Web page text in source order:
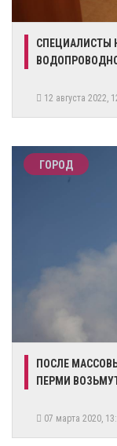
СПЕЦИАЛИСТЫ
12 августа 2022,
ГОРОД
ПОСЛЕ
ПЕРМИ
07 марта 2020,